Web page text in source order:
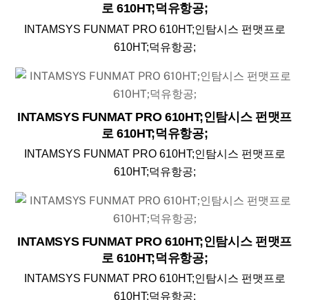
로 610HT;덕유항공;
INTAMSYS FUNMAT PRO 610HT;인탐시스 펀맷프로
610HT;덕유항공;
INTAMSYS FUNMAT PRO 610HT;인탐시스 펀맷프
로 610HT;덕유항공;
INTAMSYS FUNMAT PRO 610HT;인탐시스 펀맷프로
610HT;덕유항공;
INTAMSYS FUNMAT PRO 610HT;인탐시스 펀맷프
로 610HT;덕유항공;
INTAMSYS FUNMAT PRO 610HT;인탐시스 펀맷프로
610HT;덕유항공;